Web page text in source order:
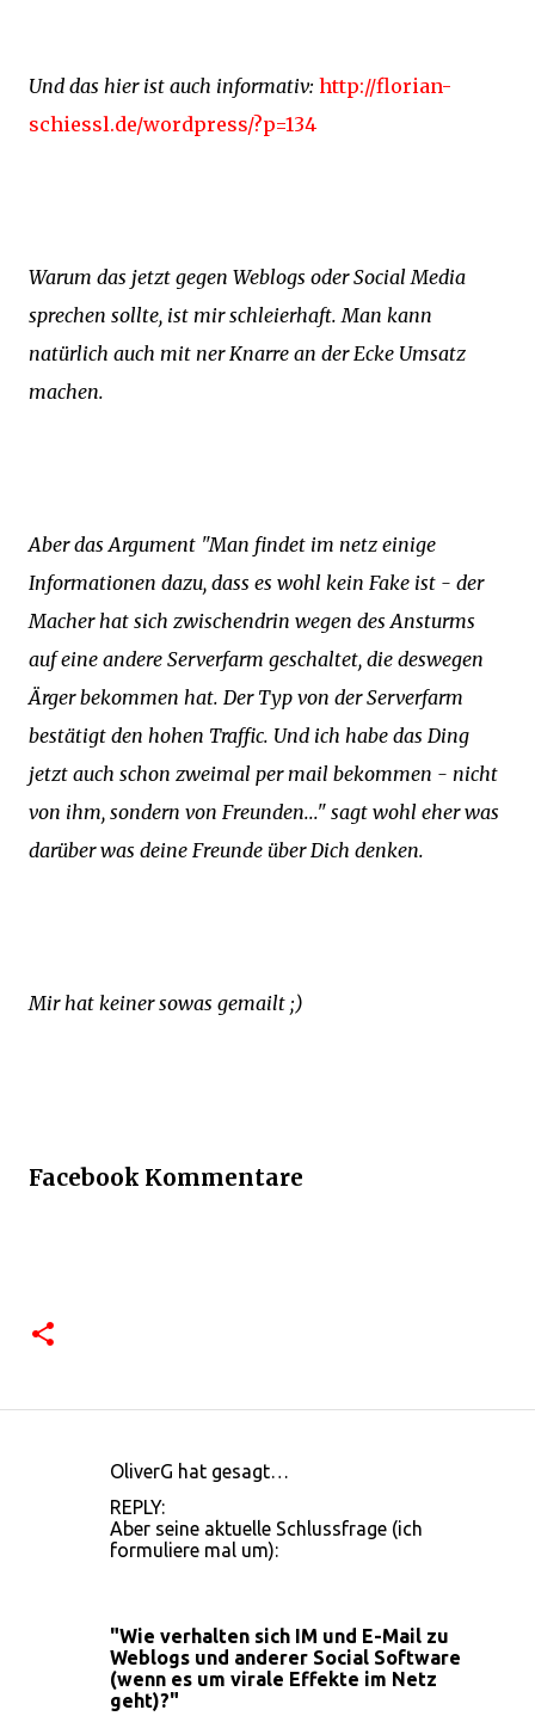
Und das hier ist auch informativ: http://florian-
schiessl.de/wordpress/?p=134
Warum das jetzt gegen Weblogs oder Social Media
sprechen sollte, ist mir schleierhaft. Man kann
natürlich auch mit ner Knarre an der Ecke Umsatz
machen.
Aber das Argument "Man findet im netz einige
Informationen dazu, dass es wohl kein Fake ist - der
Macher hat sich zwischendrin wegen des Ansturms
auf eine andere Serverfarm geschaltet, die deswegen
Ärger bekommen hat. Der Typ von der Serverfarm
bestätigt den hohen Traffic. Und ich habe das Ding
jetzt auch schon zweimal per mail bekommen - nicht
von ihm, sondern von Freunden..." sagt wohl eher was
darüber was deine Freunde über Dich denken.
Mir hat keiner sowas gemailt ;)
Facebook Kommentare
OliverG hat gesagt…
REPLY:
Aber seine aktuelle Schlussfrage (ich
formuliere mal um):
"Wie verhalten sich IM und E-Mail zu
Weblogs und anderer Social Software
(wenn es um virale Effekte im Netz
geht)?"